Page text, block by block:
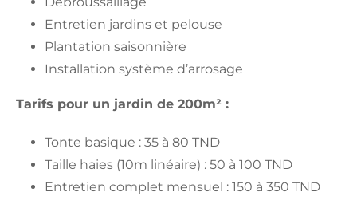
Entretien jardins et pelouse
Plantation saisonnière
Installation système d’arrosage
Tarifs pour un jardin de 200m² :
Tonte basique : 35 à 80 TND
Taille haies (10m linéaire) : 50 à 100 TND
Entretien complet mensuel : 150 à 350 TND